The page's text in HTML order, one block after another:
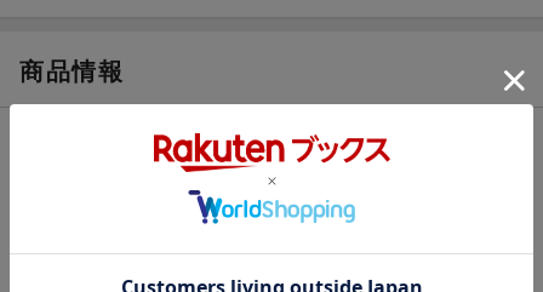
商品情報
2007年02月08日
板垣 恵介
範馬刃牙